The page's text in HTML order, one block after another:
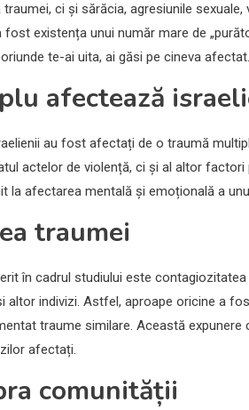
ci și sărăcia, agresiunile
existența unui număr mare de
te-ai uita, ai găsi pe cineva afectat.
afectează
au fost afectați de o traumă
actelor de violență, ci și al altor
la afectarea mentală și emoțională a
traumei
în cadrul studiului este
altor indivizi. Astfel, aproape oricine a
traume similare. Această
afectați.
comunității